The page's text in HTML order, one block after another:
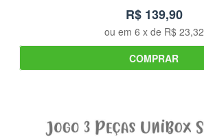
R$ 139,90
ou em 6 x de R$ 23,32
COMPRAR